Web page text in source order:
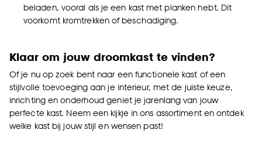
beladen, vooral als je een kast met planken hebt. Dit
voorkomt kromtrekken of beschadiging.
Klaar om jouw droomkast te vinden?
Of je nu op zoek bent naar een functionele kast of een
stijlvolle toevoeging aan je interieur, met de juiste keuze,
inrichting en onderhoud geniet je jarenlang van jouw
perfecte kast. Neem een kijkje in ons assortiment en ontdek
welke kast bij jouw stijl en wensen past!